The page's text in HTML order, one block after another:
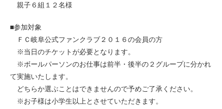
親子６組１２名様
■参加対象
ＦＣ岐阜公式ファンクラブ２０１６の会員の方
※当日のチケットが必要となります。
※ボールパーソンのお仕事は前半・後半の２グループに分かれ
て実施いたします。
どちらか選ぶことはできませんので予めご了承ください。
※お子様は小学生以上とさせていただきます。